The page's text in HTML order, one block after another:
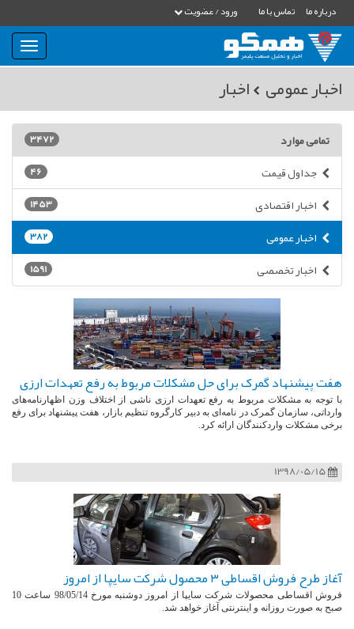
درباره ما تماس با ما ورود / عضویت
بار
و
اخبار عمومی اخبار
تمامی موارد 3472
جداول قیمت 46
اخبار اقتصادی 1453
اخبار عمومی 382
اخبار تخصصی 1591
هفت پیشنهاد گمرک برای حل مشکلات مربوط به رفع تعهدات ارزی
با توجه به مشکلات مربوط به رفع تعهدات ارزی ناشی از اختلاف وزن اظهارنامه‌های
وارداتی، سازمان گمرک در نامه‌ای به دبیر کارگروه تنظیم بازار، ‌هفت پیشنهاد برای رفع
برخی مشکلات واردکنندگان ارائه کرد.
1398/05/15
آغاز طرح فروش اقساطی ۳ محصول شرکت سایپا از امروز
فروش اقساطی محصولات شرکت سایپا از امروز دوشنبه مورخ 98/05/14 ساعت 10
صبح به صورت روزانه و اینترنتی آغاز خواهد شد.